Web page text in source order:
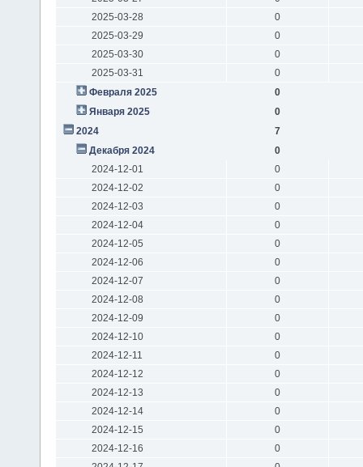
2025-03-28
0
2025-03-29
0
2025-03-30
0
2025-03-31
0
Февраля 2025
0
Января 2025
0
2024
7
Декабря 2024
0
2024-12-01
0
2024-12-02
0
2024-12-03
0
2024-12-04
0
2024-12-05
0
2024-12-06
0
2024-12-07
0
2024-12-08
0
2024-12-09
0
2024-12-10
0
2024-12-11
0
2024-12-12
0
2024-12-13
0
2024-12-14
0
2024-12-15
0
2024-12-16
0